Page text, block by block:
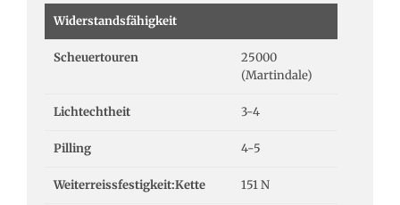
Widerstandsfähigkeit
Scheuertouren
25000
(Martindale)
Lichtechtheit 3-4
Pilling 4-5
Weiterreissfestigkeit:Kette 151 N